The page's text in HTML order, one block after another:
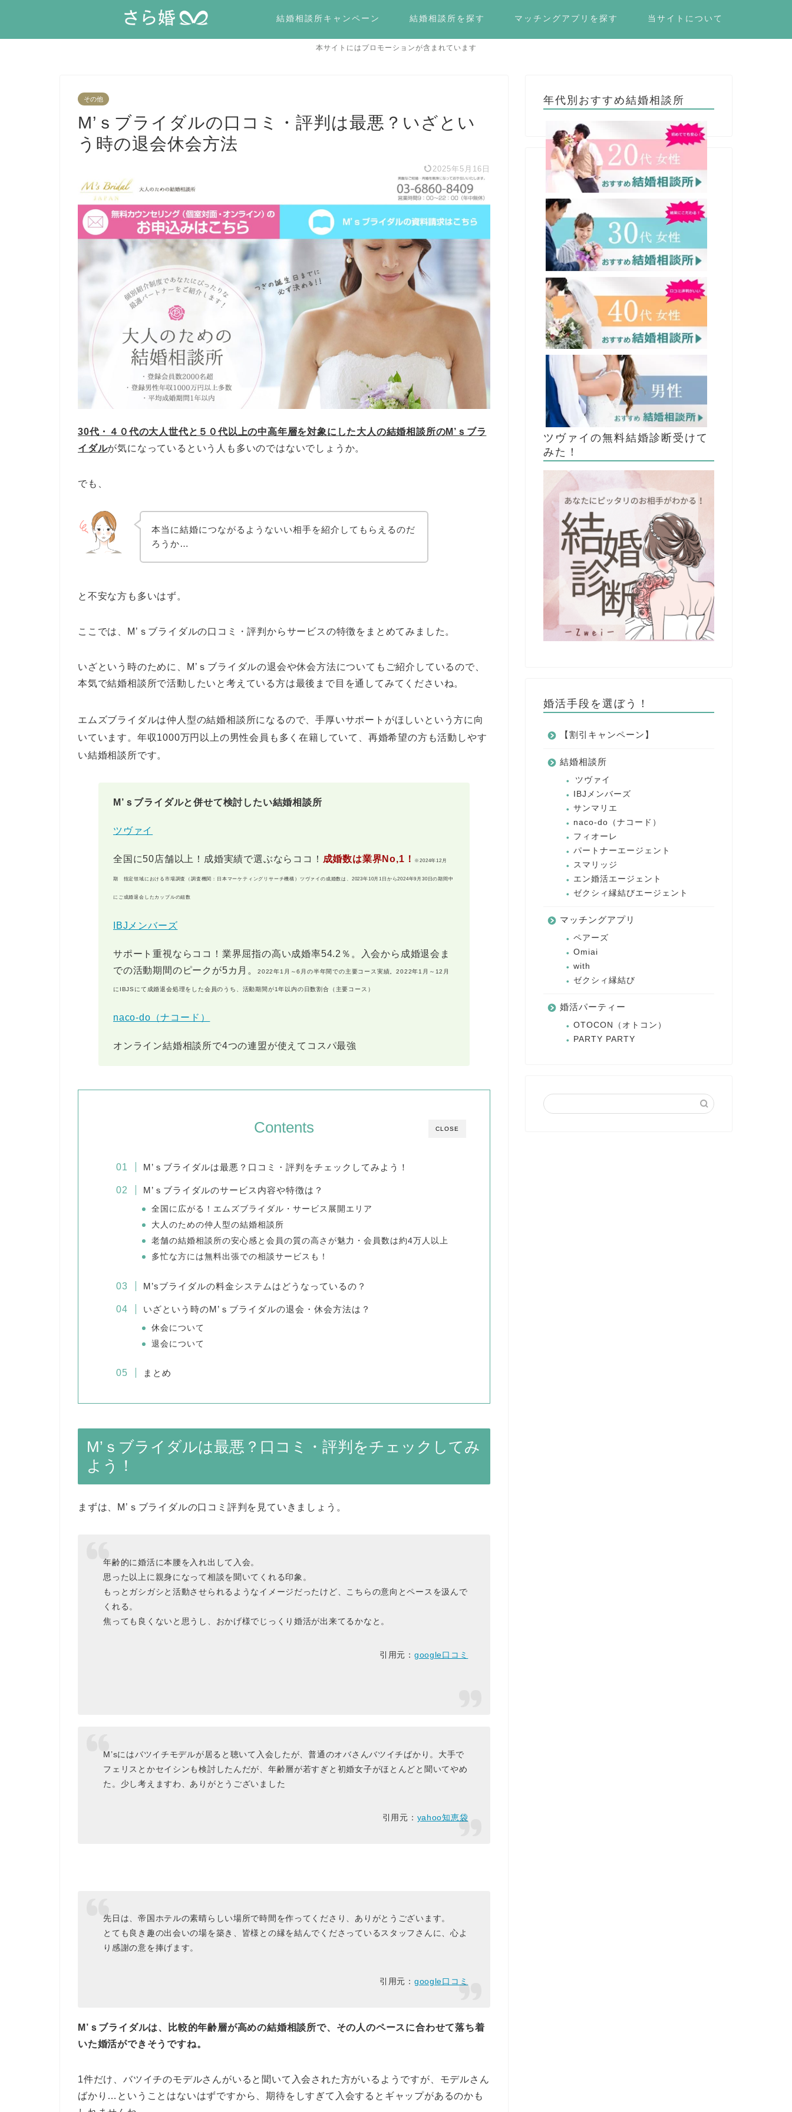
結婚相談所キャンペーン 結婚相談所を探す マッチングアプリを探す 当サイトについて
本サイトにはプロモーションが含まれています
その他
M’ｓブライダルの口コミ・評判は最悪？いざとい
う時の退会休会方法
2025年5月16日
30代・４０代の大人世代と５０代以上の中高年層を対象にした大人の結婚相談所のM’ｓブラ
イダルが気になっているという人も多いのではないでしょうか。
でも、
本当に結婚につながるようないい相手を紹介してもらえるのだ
ろうか…
と不安な方も多いはず。
ここでは、M’ｓブライダルの口コミ・評判からサービスの特徴をまとめてみました。
いざという時のために、M’ｓブライダルの退会や休会方法についてもご紹介しているので、
本気で結婚相談所で活動したいと考えている方は最後まで目を通してみてくださいね。
エムズブライダルは仲人型の結婚相談所になるので、手厚いサポートがほしいという方に向
いています。 年収1000万円以上の男性会員も多く在籍していて、再婚希望の方も活動しやす
い結婚相談所です。
M’ｓブライダルと併せて検討したい結婚相談所
ツヴァイ
全国に50店舗以上！成婚実績で選ぶならココ！ 成婚数は業界No,1！ ※2024年12月
期 指定領域における市場調査（調査機関：日本マーケティングリサーチ機構）ツヴァイの成婚数は、2023年10月1日から2024年9月30日の期間中
にご成婚退会したカップルの組数
IBJメンバーズ
サポート重視ならココ！業界屈指の高い成婚率54.2％。入会から成婚退会ま
での活動期間のピークが5カ月。
2022年1月～6月の半年間での主要コース実績。2022年1月～12月
にIBJSにて成婚退会処理をした会員のうち、活動期間が1年以内の日数割合（主要コース）
naco-do（ナコード）
オンライン結婚相談所で4つの連盟が使えてコスパ最強
CLOSE
Contents
M’ｓブライダルは最悪？口コミ・評判をチェックしてみよう！
M’ｓブライダルのサービス内容や特徴は？
全国に広がる！エムズブライダル・サービス展開エリア
大人のための仲人型の結婚相談所
老舗の結婚相談所の安心感と会員の質の高さが魅力・会員数は約4万人以上
多忙な方には無料出張での相談サービスも！
M’sブライダルの料金システムはどうなっているの？
いざという時のM’ｓブライダルの退会・休会方法は？
休会について
退会について
まとめ
M’ｓブライダルは最悪？口コミ・評判をチェックしてみ
よう！
まずは、M’ｓブライダルの口コミ評判を見ていきましょう。
年齢的に婚活に本腰を入れ出して入会。
思った以上に親身になって相談を聞いてくれる印象。
もっとガシガシと活動させられるようなイメージだったけど、こちらの意向とペースを汲んで
くれる。
焦っても良くないと思うし、おかげ様でじっくり婚活が出来てるかなと。
引用元： google口コミ
M’sにはバツイチモデルが居ると聴いて入会したが、普通のオバさんバツイチばかり。大手で
フェリスとかセイシンも検討したんだが、年齢層が若すぎと初婚女子がほとんどと聞いてやめ
た。少し考えますわ、ありがとうございました
引用元： yahoo知恵袋
先日は、帝国ホテルの素晴らしい場所で時間を作ってくださり、ありがとうございます。
とても良き趣の出会いの場を築き、皆様との縁を結んでくださっているスタッフさんに、心よ
り感謝の意を捧げます。
引用元： google口コミ
M’ｓブライダルは、比較的年齢層が高めの結婚相談所で、その人のペースに合わせて落ち着
いた婚活ができそうですね。
1件だけ、バツイチのモデルさんがいると聞いて入会された方がいるようですが、モデルさん
ばかり…ということはないはずですから、期待をしすぎて入会するとギャップがあるのかも
年代別おすすめ結婚相談所
ツヴァイの無料結婚診断受けて
みた！
婚活手段を選ぼう！
【割引キャンペーン】
結婚相談所
ツヴァイ
IBJメンバーズ
サンマリエ
naco-do（ナコード）
フィオーレ
パートナーエージェント
スマリッジ
エン婚活エージェント
ゼクシィ縁結びエージェント
マッチングアプリ
ペアーズ
Omiai
with
ゼクシィ縁結び
婚活パーティー
OTOCON（オトコン）
PARTY PARTY